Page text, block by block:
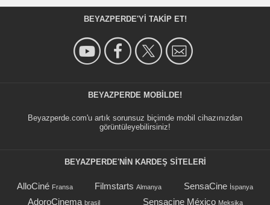
BEYAZPERDE'YI TAKIP ET!
BEYAZPERDE MOBILDE!
Beyazperde.com'u artık sorunsuz biçimde mobil cihazınızdan
görüntüleyebilirsiniz!
BEYAZPERDE'NIN KARDEŞ SİTELERİ
AlloCiné Fransa Filmstarts Almanya SensaCine İspanya
AdoroCinema brasil Sensacine México Meksika